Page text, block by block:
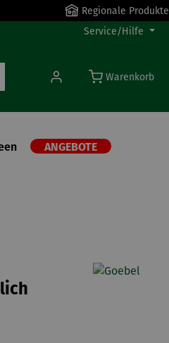
Regionale Produkte
Service/Hilfe
Warenkorb
ANGEBOTE